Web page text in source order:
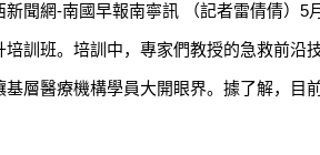
網-南國早報南寧訊 （記者雷倩倩）5
培訓班。培訓中，專家們教授的急救前沿
基層醫療機構學員大開眼界。據了解，目